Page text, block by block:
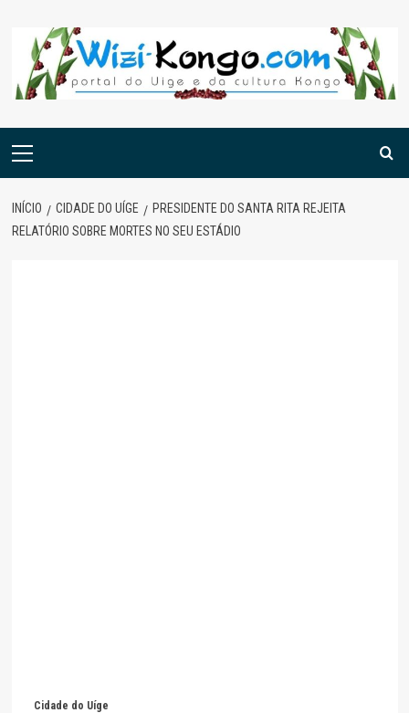
content
Menu
INÍCIO CIDADE DO UÍGE
PRESIDENTE DO SANTA RITA REJEITA
RELATÓRIO SOBRE MORTES NO SEU ESTÁDIO
Cidade do Uíge